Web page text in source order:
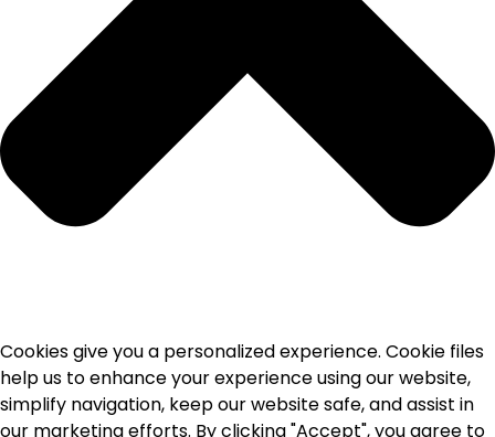
Cookies give you a personalized experience. Cookie files
help us to enhance your experience using our website,
simplify navigation, keep our website safe, and assist in
our marketing efforts. By clicking "Accept", you agree to